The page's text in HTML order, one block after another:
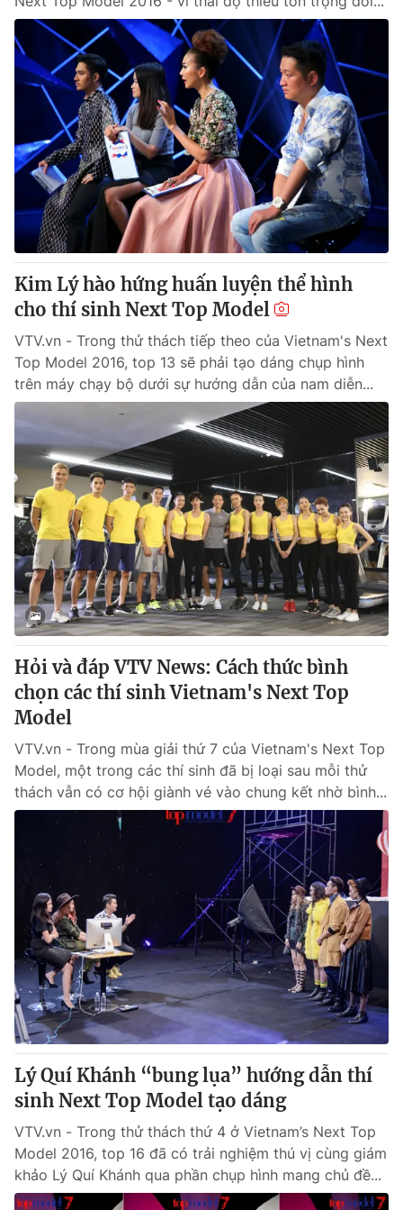
Kim Lý hào hứng huấn luyện thể hình
cho thí sinh Next Top Model
VTV.vn - Trong thử thách tiếp theo của Vietnam's Next
Top Model 2016, top 13 sẽ phải tạo dáng chụp hình
trên máy chạy bộ dưới sự hướng dẫn của nam diễn...
Hỏi và đáp VTV News: Cách thức bình
chọn các thí sinh Vietnam's Next Top
Model
VTV.vn - Trong mùa giải thứ 7 của Vietnam's Next Top
Model, một trong các thí sinh đã bị loại sau mỗi thử
thách vẫn có cơ hội giành vé vào chung kết nhờ bình...
Lý Quí Khánh “bung lụa” hướng dẫn thí
sinh Next Top Model tạo dáng
VTV.vn - Trong thử thách thứ 4 ở Vietnam’s Next Top
Model 2016, top 16 đã có trải nghiệm thú vị cùng giám
khảo Lý Quí Khánh qua phần chụp hình mang chủ đề...